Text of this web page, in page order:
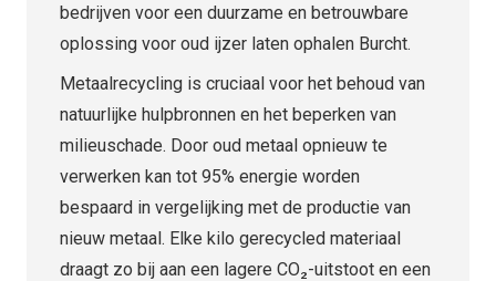
bedrijven voor een duurzame en betrouwbare
oplossing voor oud ijzer laten ophalen Burcht.
Metaalrecycling is cruciaal voor het behoud van
natuurlijke hulpbronnen en het beperken van
milieuschade. Door oud metaal opnieuw te
verwerken kan tot 95% energie worden
bespaard in vergelijking met de productie van
nieuw metaal. Elke kilo gerecycled materiaal
draagt zo bij aan een lagere CO₂-uitstoot en een